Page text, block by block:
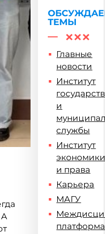
А
ТЕМЫ
Главные
новости
Институт
и
службы
Институт
и права
Карьера
МАГУ
платформа